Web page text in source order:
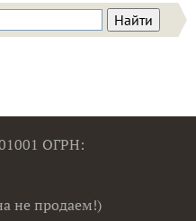
ОГРН:
не продаем!)